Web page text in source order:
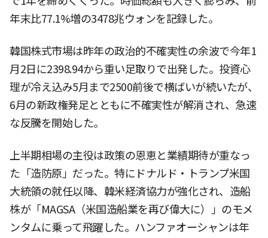
年末比77.1%増の3478兆ウォンを記録した。
韓国株式市場は昨年の政治的不確実性の余波で今年1
月2日に2398.94から重い足取りで出発した。投資心
理が冷え込み5月まで2500前後で横ばいが続いたが、
6月の新政権発足とともに不確実性が解消され、急速
な反騰を開始した。
上半期相場の主役は政策の恩恵と業績期待が重なっ
た「造防原」だった。特にドナルド・トランプ米国
大統領の就任以降、韓米経済協力が強化され、造船
株が「MAGSA（米国造船業を再び偉大に）」のモメ
ンタムに乗って飛躍した。ハンファオーシャンは年